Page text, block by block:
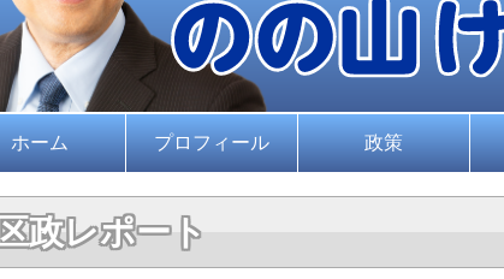
ホーム プロフィール 政策
区政レポート